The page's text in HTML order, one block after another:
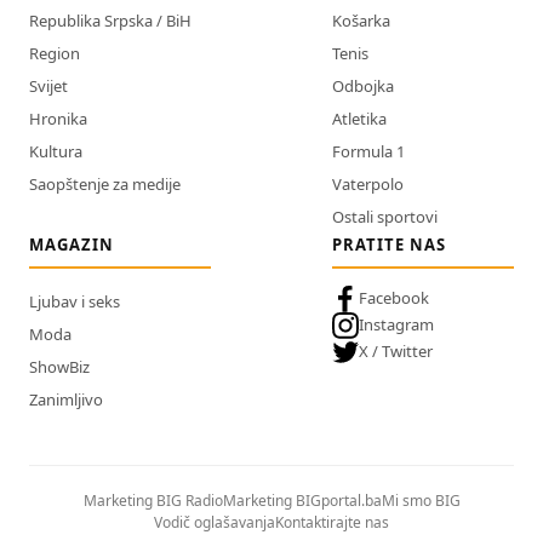
Republika Srpska / BiH
Region
Svijet
Hronika
Kultura
Saopštenje za medije
Košarka
Tenis
Odbojka
Atletika
Formula 1
Vaterpolo
Ostali sportovi
MAGAZIN
Ljubav i seks
Moda
ShowBiz
Zanimljivo
PRATITE NAS
Facebook
Instagram
X / Twitter
Marketing BIG RadioMarketing BIGportal.baMi smo BIG
Vodič oglašavanjaKontaktirajte nas